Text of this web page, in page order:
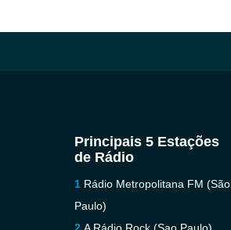
Principais 5 Estações
de Rádio
Rádio Metropolitana FM (São
Paulo)